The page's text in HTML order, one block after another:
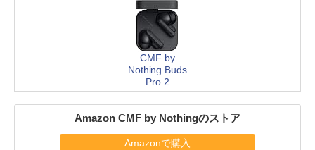
CMF by
Nothing Buds
Pro 2
Amazon CMF by Nothingのストア
Amazonで購入